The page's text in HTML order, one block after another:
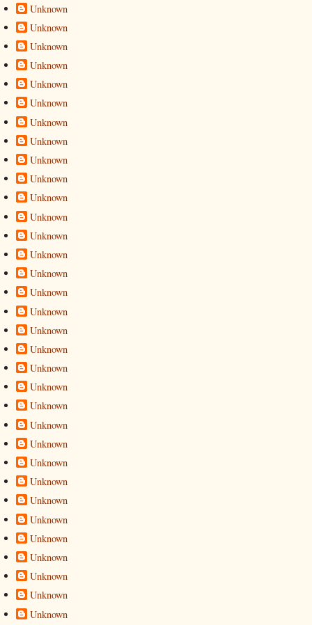
Unknown
Unknown
Unknown
Unknown
Unknown
Unknown
Unknown
Unknown
Unknown
Unknown
Unknown
Unknown
Unknown
Unknown
Unknown
Unknown
Unknown
Unknown
Unknown
Unknown
Unknown
Unknown
Unknown
Unknown
Unknown
Unknown
Unknown
Unknown
Unknown
Unknown
Unknown
Unknown
Unknown